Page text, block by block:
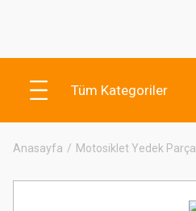
Tüm Kategoriler
Anasayfa Motosiklet Yedek Parça